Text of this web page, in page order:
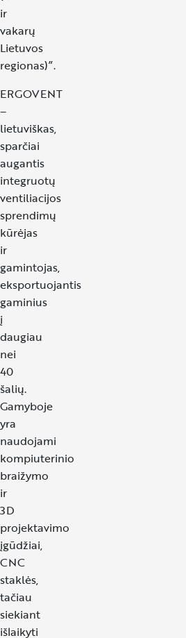
ir
vakarų
Lietuvos
regionas)”.
ERGOVENT
–
lietuviškas,
sparčiai
augantis
integruotų
ventiliacijos
sprendimų
kūrėjas
ir
gamintojas,
eksportuojantis
gaminius
į
daugiau
nei
40
šalių.
Gamyboje
yra
naudojami
kompiuterinio
braižymo
ir
3D
projektavimo
įgūdžiai,
CNC
staklės,
tačiau
siekiant
išlaikyti